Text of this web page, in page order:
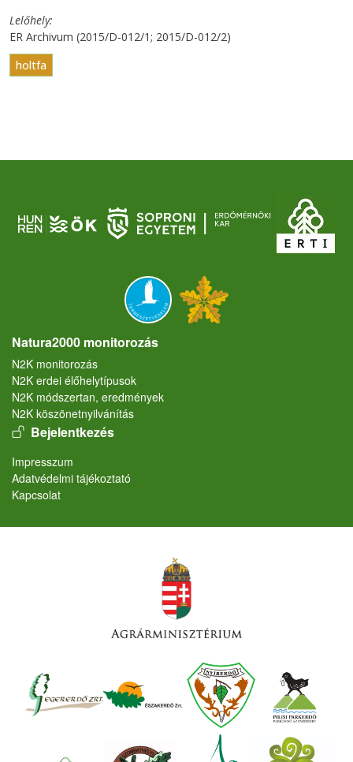
Lelőhely
ER Archivum (2015/D-012/1; 2015/D-012/2)
holtfa
Natura2000 monitorozás
N2K monitorozás
N2K erdei élőhelytípusok
N2K módszertan, eredmények
N2K köszönetnyilvánítás
User account menu
Bejelentkezés
Lábléc
Impresszum
Adatvédelmi tájékoztató
Kapcsolat